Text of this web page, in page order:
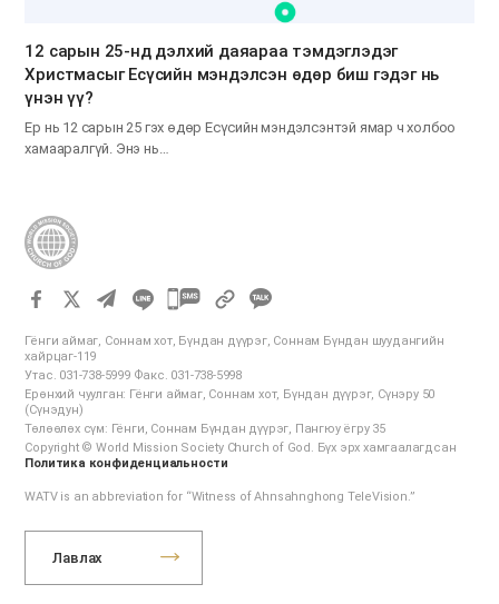
12 сарын 25-нд дэлхий даяараа тэмдэглэдэг
Христмасыг Есүсийн мэндэлсэн өдөр биш гэдэг нь
үнэн үү?
Ер нь 12 сарын 25 гэх өдөр Есүсийн мэндэлсэнтэй ямар ч холбоо
хамааралгүй. Энэ нь…
카
유
기
Гёнги аймаг, Соннам хот, Бүндан дүүрэг, Соннам Бүндан шуудангийн
хайрцаг-119
Утас. 031-738-5999 Факс. 031-738-5998
Ерөнхий чуулган: Гёнги аймаг, Соннам хот, Бүндан дүүрэг, Сүнэру 50
(Сүнэдун)
Төлөөлөх сүм: Гёнги, Соннам Бүндан дүүрэг, Пангюу ёгру 35
Copyright © World Mission Society Church of God. Бүх эрх хамгаалагдсан
Политика конфиденциальности
WATV is an abbreviation for “Witness of Ahnsahnghong TeleVision.”
Лавлах